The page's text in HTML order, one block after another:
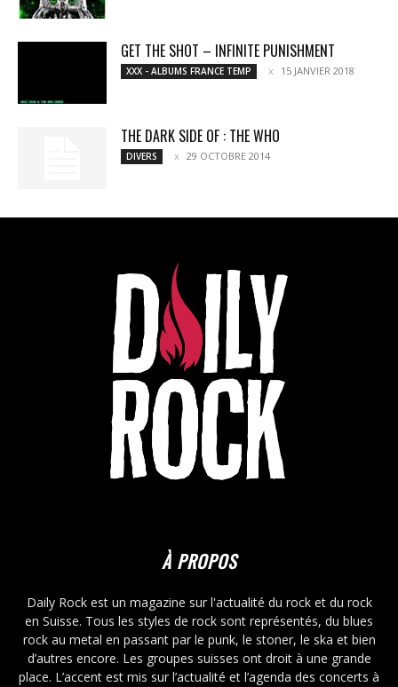
GET THE SHOT – INFINITE PUNISHMENT
XXX - ALBUMS FRANCE TEMP 15 JANVIER 2018
THE DARK SIDE OF : THE WHO
DIVERS 29 OCTOBRE 2014
À PROPOS
Daily Rock est un magazine sur l'actualité du rock et du rock
en Suisse. Tous les styles de rock sont représentés, du blues
rock au metal en passant par le punk, le stoner, le ska et bien
d’autres encore. Les groupes suisses ont droit à une grande
place. L’accent est mis sur l’actualité et l’agenda des concerts à